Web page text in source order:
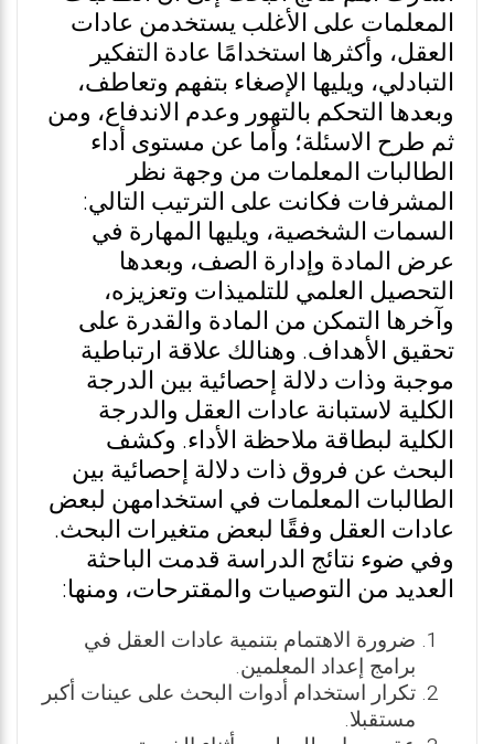
المعلمات على الأغلب يستخدمن عادات
العقل، وأكثرها استخدامًا عادة التفكير
التبادلي، ويليها الإصغاء بتفهم وتعاطف،
وبعدها التحكم بالتهور وعدم الاندفاع، ومن
ثم طرح الاسئلة؛ وأما عن مستوى أداء
الطالبات المعلمات من وجهة نظر
المشرفات فكانت على الترتيب التالي:
السمات الشخصية، ويليها المهارة في
عرض المادة وإدارة الصف، وبعدها
التحصيل العلمي للتلميذات وتعزيزه،
وآخرها التمكن من المادة والقدرة على
تحقيق الأهداف. وهنالك علاقة ارتباطية
موجبة وذات دلالة إحصائية بين الدرجة
الكلية لاستبانة عادات العقل والدرجة
الكلية لبطاقة ملاحظة الأداء. وكشف
البحث عن فروق ذات دلالة إحصائية بين
الطالبات المعلمات في استخدامهن لبعض
عادات العقل وفقًا لبعض متغيرات البحث.
وفي ضوء نتائج الدراسة قدمت الباحثة
العديد من التوصيات والمقترحات، ومنها:
ضرورة الاهتمام بتنمية عادات العقل في
برامج إعداد المعلمين.
تكرار استخدام أدوات البحث على عينات أكبر
مستقبلا.